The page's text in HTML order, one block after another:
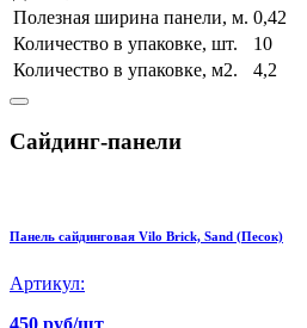
Полезная ширина панели, м. 0,42
Количество в упаковке, шт.
10
Количество в упаковке, м2.
4,2
Сайдинг-панели
Панель сайдинговая Vilo Brick, Sand (Песок)
Артикул:
450 руб/шт